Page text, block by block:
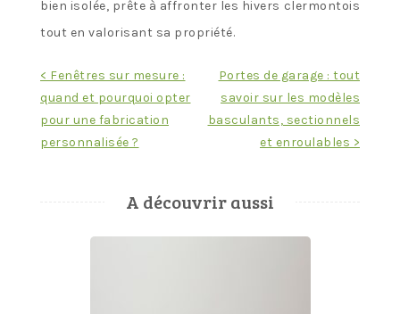
bien isolée, prête à affronter les hivers clermontois
tout en valorisant sa propriété.
Navigation
l’article
< Fenêtres sur mesure :
quand et pourquoi opter
pour une fabrication
personnalisée ?
Portes de garage : tout
savoir sur les modèles
basculants, sectionnels
et enroulables >
A découvrir aussi